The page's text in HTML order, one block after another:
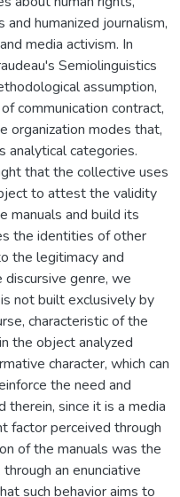
humanized journalism,
media activism. In
Semiolinguistics
assumption,
communication contract,
organization modes that,
analytical categories.
that the collective uses
to attest the validity
manuals and build its
the identities of other
the legitimacy and
genre, we
not built exclusively by
characteristic of the
the object analyzed
character, which can
the need and
since it is a media
factor perceived through
of the manuals was the
an enunciative
such behavior aims to